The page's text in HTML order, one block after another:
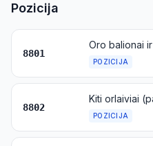
Pozicija
8801
POZICIJA
8802
POZICIJA